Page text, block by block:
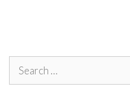
Search